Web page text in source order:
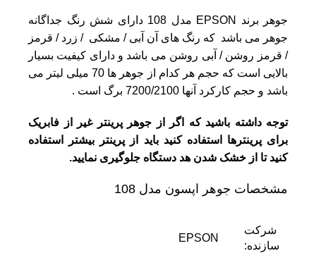
جوهر برند EPSON
مدل 108 دارای شش رنگ جداگانه
جوهر می باشد که رنگ های آن آبی / مشکی / زرد / قرمز
/ قرمز روشن / آبی روشن می باشد و دارای کیفیت بسیار
بالایی است که حجم هر کدام از جوهر ها 70میلی لیتر می
باشد و حجم کارکرد آنها 7200/2100 برگ است .
توجه داشته باشید که اگر از جوهر پرینتر غیر از فابریک
برای پرینترها استفاده کنید باید از پرینتر بیشتر استفاده
کنید تا از خشک شدن هد دستگاه جلوگیری نمایید.
مشخصات جوهر اپسون مدل 108
شرکت
سازنده:
EPSON